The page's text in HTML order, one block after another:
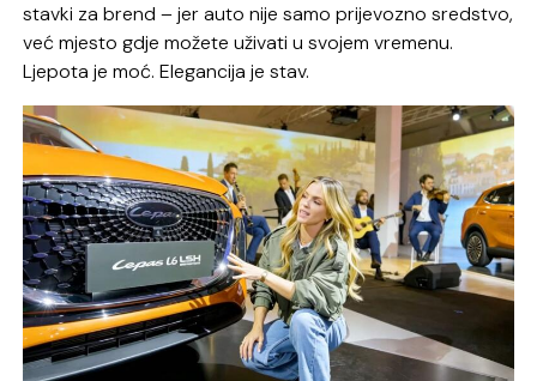
stavki za brend – jer auto nije samo prijevozno sredstvo,
već mjesto gdje možete uživati u svojem vremenu.
Ljepota je moć. Elegancija je stav.